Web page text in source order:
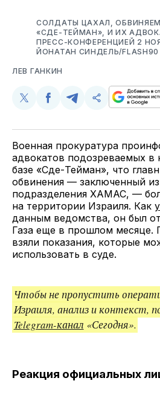
СОЛДАТЫ ЦАХАЛ,
«СДЕ-ТЕЙМАН», И ИХ
ПРЕСС-КОНФЕРЕНЦИЕЙ 2
ЙОНАТАН СИНДЕЛЬ/FLASH90
ЛЕВ ГАНКИН
Поделиться
Twitter
Поделиться
Facebook
Поделиться
Telegram
Скопируйте
поделитесь
Военная прокуратура
адвокатов подозреваемых в
базе «Сде-Тейман», что
обвинения — заключенный
подразделения ХАМАС, —
на территории Израиля. Как
данным ведомства, он был
Газа еще в прошлом месяце.
взяли показания, которые
использовать в суде.
Чтобы не пропустить
Израиля, анализ и контекст,
Telegram-канал «Сегодня».
Реакция официальных